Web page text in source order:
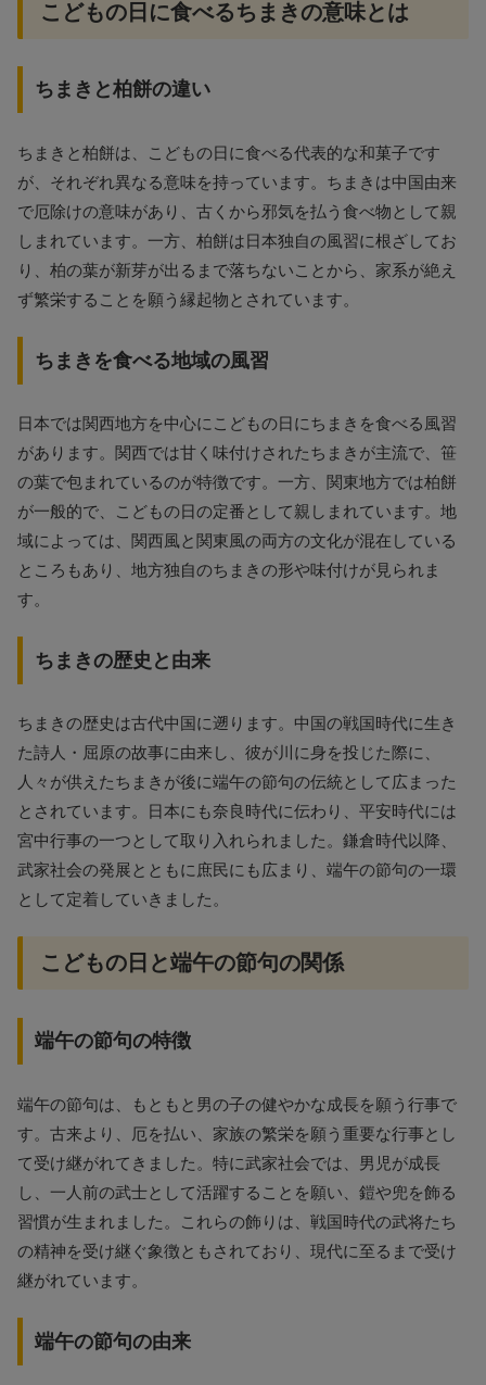
こどもの日に食べるちまきの意味とは
ちまきと柏餅の違い
ちまきと柏餅は、こどもの日に食べる代表的な和菓子です
が、それぞれ異なる意味を持っています。ちまきは中国由来
で厄除けの意味があり、古くから邪気を払う食べ物として親
しまれています。一方、柏餅は日本独自の風習に根ざしてお
り、柏の葉が新芽が出るまで落ちないことから、家系が絶え
ず繁栄することを願う縁起物とされています。
ちまきを食べる地域の風習
日本では関西地方を中心にこどもの日にちまきを食べる風習
があります。関西では甘く味付けされたちまきが主流で、笹
の葉で包まれているのが特徴です。一方、関東地方では柏餅
が一般的で、こどもの日の定番として親しまれています。地
域によっては、関西風と関東風の両方の文化が混在している
ところもあり、地方独自のちまきの形や味付けが見られま
す。
ちまきの歴史と由来
ちまきの歴史は古代中国に遡ります。中国の戦国時代に生き
た詩人・屈原の故事に由来し、彼が川に身を投じた際に、
人々が供えたちまきが後に端午の節句の伝統として広まった
とされています。日本にも奈良時代に伝わり、平安時代には
宮中行事の一つとして取り入れられました。鎌倉時代以降、
武家社会の発展とともに庶民にも広まり、端午の節句の一環
として定着していきました。
こどもの日と端午の節句の関係
端午の節句の特徴
端午の節句は、もともと男の子の健やかな成長を願う行事で
す。古来より、厄を払い、家族の繁栄を願う重要な行事とし
て受け継がれてきました。特に武家社会では、男児が成長
し、一人前の武士として活躍することを願い、鎧や兜を飾る
習慣が生まれました。これらの飾りは、戦国時代の武将たち
の精神を受け継ぐ象徴ともされており、現代に至るまで受け
継がれています。
端午の節句の由来